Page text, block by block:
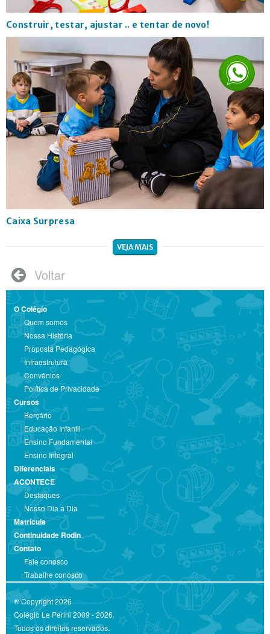
Construir, testar, ajustar .. e tentar de novo!
Caixa Surpresa
VEJA MAIS
 Voltar
O Colégio
Quem somos
Nossa História
Proposta Pedagógica
Infraestrutura
Convênios
Política de Privacidade
Cursos
Berçário
Educação Infantil
Ensino Fundamental
Ensino Integral
Diferenciais
ACONTECE
Destaques
Nosso Dia a Dia
Matrícula
Continuidade Rodin
Contato
Fale conosco
Trabalhe conosco
® Copyright 2026
Colégio Le Perini 2009 - 2026.
Todos os direitos reservados.